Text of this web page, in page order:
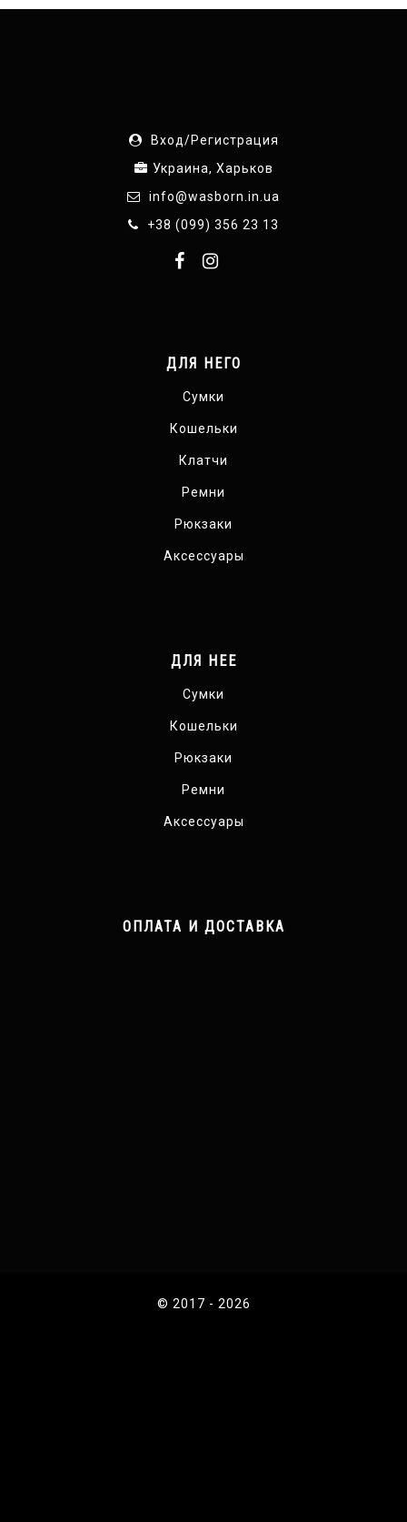
Вход/Регистрация
Украина, Харьков
info@wasborn.in.ua
+38 (099) 356 23 13
ДЛЯ НЕГО
Сумки
Кошельки
Клатчи
Ремни
Рюкзаки
Аксессуары
ДЛЯ НЕЕ
Сумки
Кошельки
Рюкзаки
Ремни
Аксессуары
ОПЛАТА И ДОСТАВКА
© 2017 - 2026